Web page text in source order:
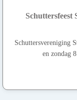
Schuttersfeest
Schuttersvereniging
en zondag